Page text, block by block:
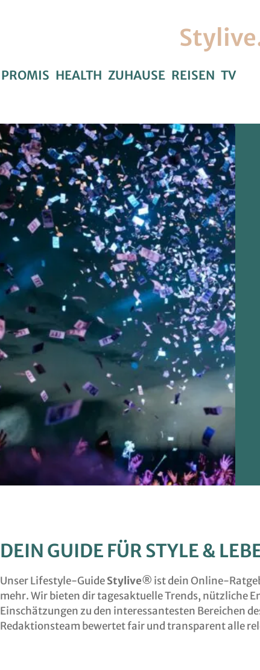
PROMIS HEALTH ZUHAUSE REISEN TV
DEIN GUIDE FÜR STYLE &
Unser Lifestyle-GuideStylive® ist dein Online-
mehr. Wir bieten dir tagesaktuelle Trends, nützliche
Einschätzungen zu den interessantesten Bereichen
Redaktionsteam bewertet fair und transparent alle